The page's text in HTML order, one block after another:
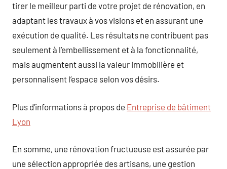
tirer le meilleur parti de votre projet de rénovation, en
adaptant les travaux à vos visions et en assurant une
exécution de qualité. Les résultats ne contribuent pas
seulement à l’embellissement et à la fonctionnalité,
mais augmentent aussi la valeur immobilière et
personnalisent l’espace selon vos désirs.
Plus d’informations à propos de Entreprise de bâtiment
Lyon
En somme, une rénovation fructueuse est assurée par
une sélection appropriée des artisans, une gestion